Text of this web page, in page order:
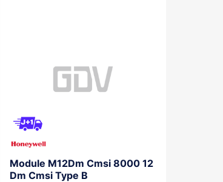
Module M12Dm Cmsi 8000 12
Dm Cmsi Type B